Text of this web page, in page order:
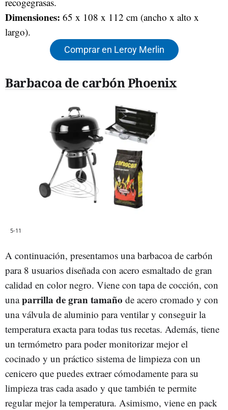
Dimensiones: 65 x 108 x 112 cm (ancho x alto x
largo).
Comprar en Leroy Merlin
Barbacoa de carbón Phoenix
5-11
A continuación, presentamos una barbacoa de carbón
para 8 usuarios diseñada con acero esmaltado de gran
calidad en color negro. Viene con tapa de cocción, con
unaparrilla de gran tamaño de acero cromado y con
una válvula de aluminio para ventilar y conseguir la
temperatura exacta para todas tus recetas. Además, tiene
un termómetro para poder monitorizar mejor el
cocinado y un práctico sistema de limpieza con un
cenicero que puedes extraer cómodamente para su
limpieza tras cada asado y que también te permite
regular mejor la temperatura. Asimismo, viene en pack